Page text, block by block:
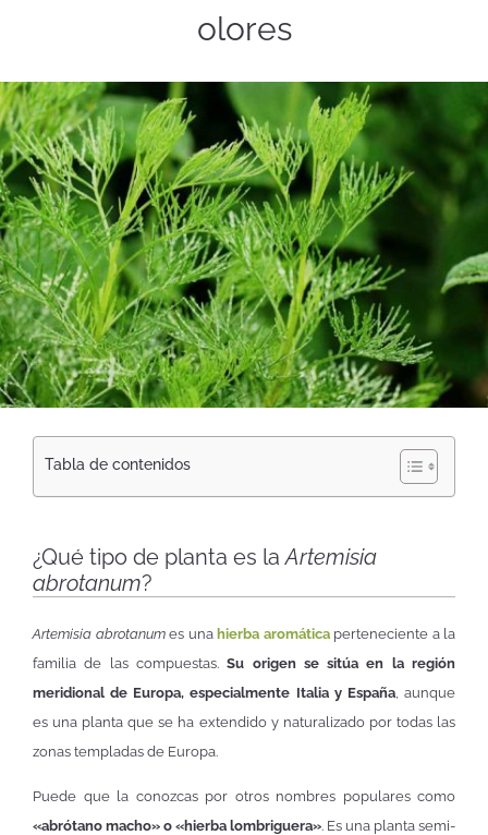
olores
Tabla de contenidos
¿Qué tipo de planta es laArtemisia
abrotanum?
Artemisia abrotanumes una hierba aromáticaperteneciente a la
familia de las compuestas.Su origen se sitúa en la región
meridional de Europa, especialmente Italia y España, aunque
es una planta que se ha extendido y naturalizado por todas las
zonas templadas de Europa.
Puede que la conozcas por otros nombres populares como
«abrótano macho» o «hierba lombriguera». Es una planta semi-